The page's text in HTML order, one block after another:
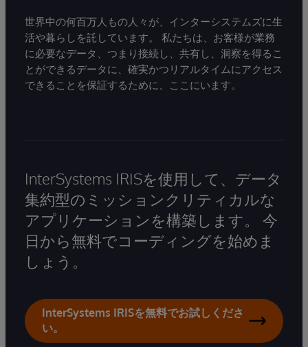
世界中の何百万人もの人々が、インターシステムズに生
活や暮らしを託しています。 私たちは、お客様が業務
に必要なデータ、つまり接続し、共有し、洞察を得るこ
とができるデータに、確実かつリアルタイムにアクセス
できることを保証するために、ここにいます。
InterSystems IRISを使用して、データ
集約型のミッションクリティカルな
アプリケーションを構築します。 今
日から無料でコーディングを始めま
しょう。
InterSystems IRISを無料でお試しくださ
い。